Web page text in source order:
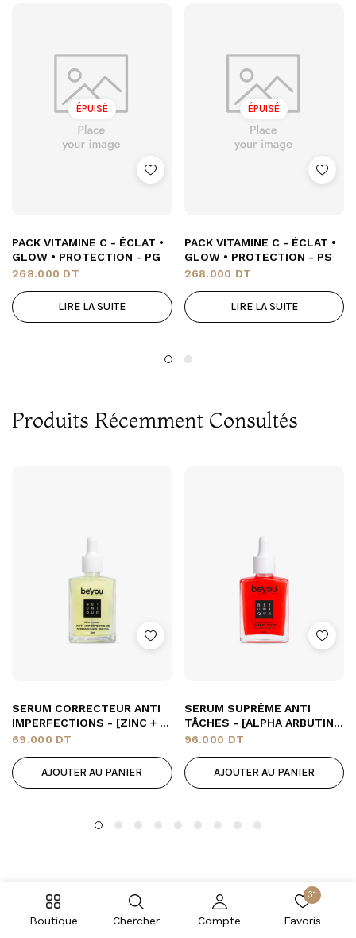
Boutique Chercher Compte
31
Favoris
ÉPUISÉ
PACK VITAMINE C - ÉCLAT •
GLOW • PROTECTION - PG
268.000 DT
LIRE LA SUITE
ÉPUISÉ
PACK VITAMINE C - ÉCLAT •
GLOW • PROTECTION - PS
268.000 DT
LIRE LA SUITE
Produits Récemment Consultés
SERUM CORRECTEUR ANTI
IMPERFECTIONS - [ZINC + A.
SALYCILIQUE]
69.000 DT
AJOUTER AU PANIER
SERUM SUPRÊME ANTI
TÂCHES - [ALPHA ARBUTINE
+ VITAMINE C]
96.000 DT
AJOUTER AU PANIER